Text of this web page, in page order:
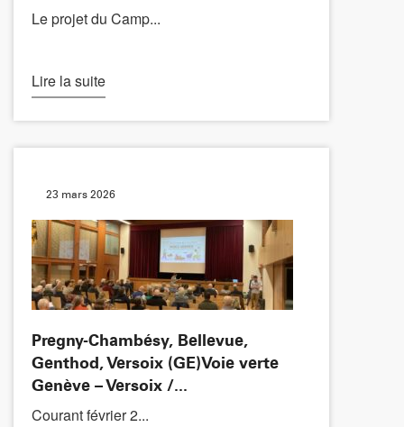
Le projet du Camp...
Lire la suite
23 mars 2026
Pregny-Chambésy, Bellevue,
Genthod, Versoix (GE)Voie verte
Genève – Versoix /...
Courant février 2...